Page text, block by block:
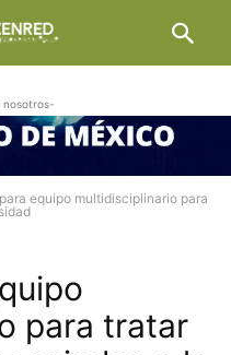
equipo multidisciplinario para
para tratar